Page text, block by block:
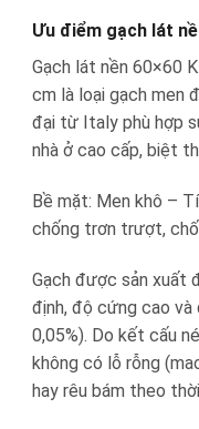
Ưu điểm gạch lát
Gạch lát nền 60×60
cm là loại gạch men
đại từ Italy phù hợp
nhà ở cao cấp, biệt
Bề mặt: Men khô –
chống trơn trượt,
Gạch được sản xuất
định, độ cứng cao
0,05%). Do kết cấu
không có lỗ rỗng
hay rêu bám theo